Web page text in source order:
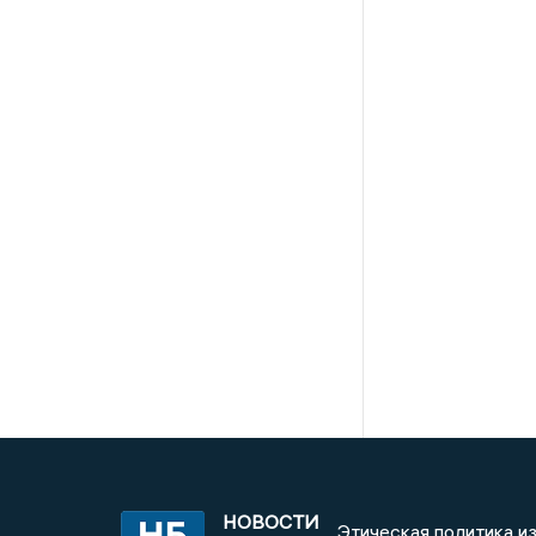
НОВОСТИ
Этическая политика